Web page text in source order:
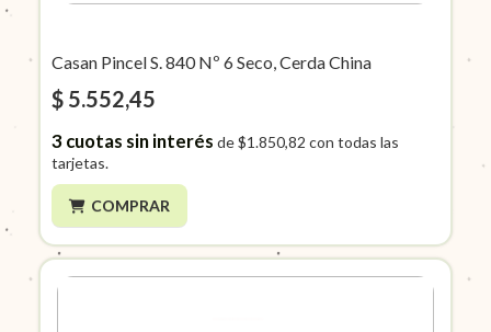
Casan Pincel S. 840 Nº 6 Seco, Cerda China
$ 5.552,45
3cuotas sin interés de$1.850,82 con todas las
tarjetas.
COMPRAR